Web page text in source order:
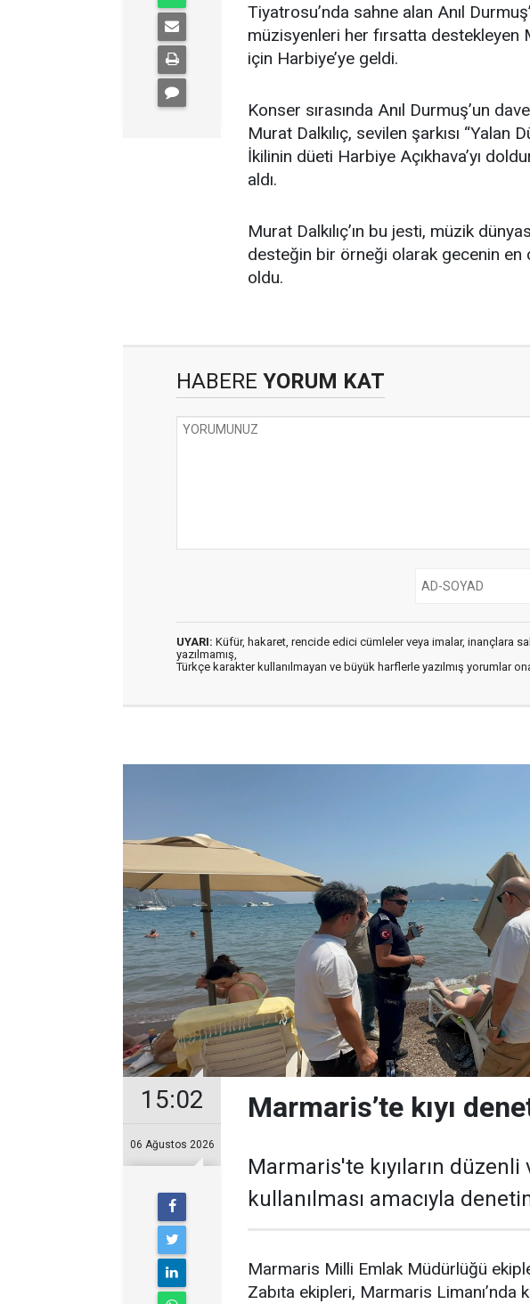
Tiyatrosu’nda sahne alan Anıl
müzisyenleri her fırsatta destekleyen
için Harbiye’ye geldi.
Konser sırasında Anıl Durmuş’un
Murat Dalkılıç, sevilen şarkısı “Yalan
İkilinin düeti Harbiye Açıkhava’yı
aldı.
Murat Dalkılıç’ın bu jesti, müzik
desteğin bir örneği olarak gecenin en
oldu.
HABERE YORUM KAT
UYARI: Küfür, hakaret, rencide edici cümleler veya imalar, inançlara
yazılmamış,
Türkçe karakter kullanılmayan ve büyük harflerle yazılmış yorumlar
15:02
06 Ağustos 2026
Marmaris’te kıyı
Marmaris'te kıyıların
kullanılması amacıyla
Marmaris Milli Emlak Müdürlüğü
Zabıta ekipleri, Marmaris Limanı’nda